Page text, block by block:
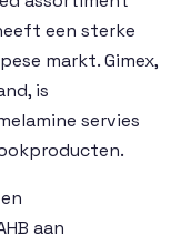
een sterke
markt. Gimex,
is
servies
aan